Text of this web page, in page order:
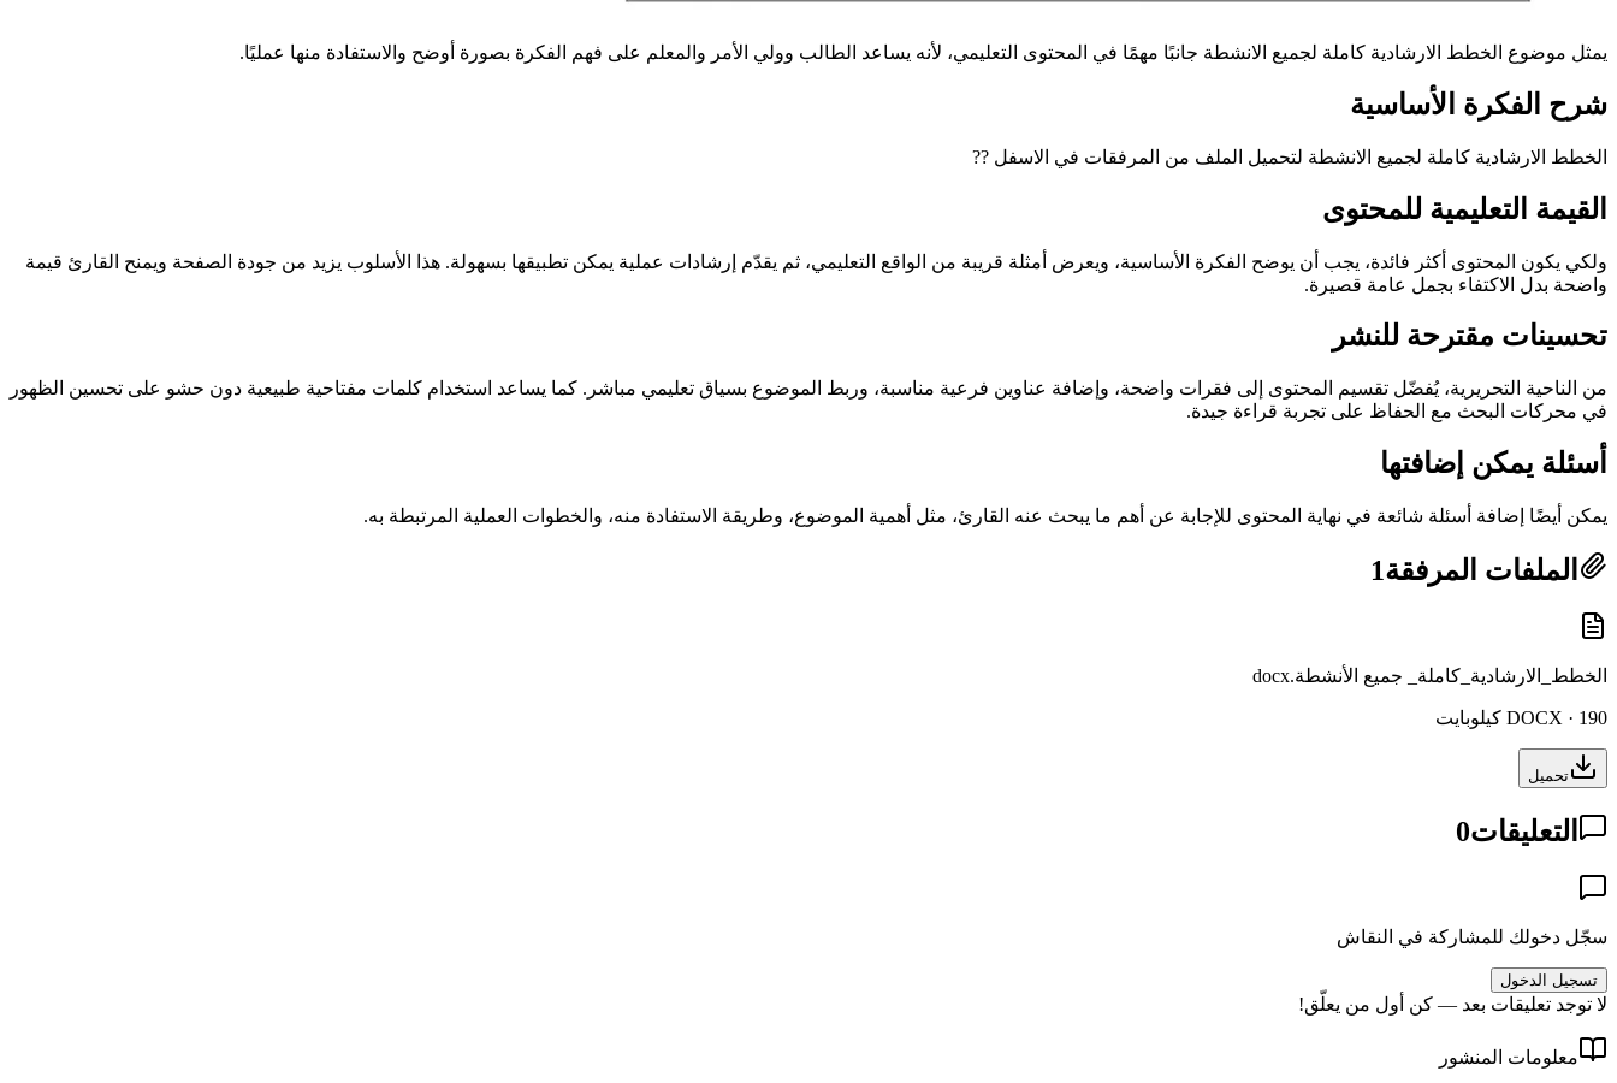
يمثل موضوع الخطط الارشادية كاملة لجميع الانشطة جانبًا مهمًا في المحتوى التعليمي، لأنه يساعد الطالب وولي الأمر والمعلم على فهم الفكرة بصورة أوضح والاستفادة منها عمليًا.
شرح الفكرة الأساسية
الخطط الارشادية كاملة لجميع الانشطة لتحميل الملف من المرفقات في الاسفل ??
القيمة التعليمية للمحتوى
ولكي يكون المحتوى أكثر فائدة، يجب أن يوضح الفكرة الأساسية، ويعرض أمثلة قريبة من الواقع التعليمي، ثم يقدّم إرشادات عملية يمكن تطبيقها بسهولة. هذا الأسلوب يزيد من جودة الصفحة ويمنح القارئ قيمة
واضحة بدل الاكتفاء بجمل عامة قصيرة.
تحسينات مقترحة للنشر
من الناحية التحريرية، يُفضّل تقسيم المحتوى إلى فقرات واضحة، وإضافة عناوين فرعية مناسبة، وربط الموضوع بسياق تعليمي مباشر. كما يساعد استخدام كلمات مفتاحية طبيعية دون حشو على تحسين الظهور
في محركات البحث مع الحفاظ على تجربة قراءة جيدة.
أسئلة يمكن إضافتها
يمكن أيضًا إضافة أسئلة شائعة في نهاية المحتوى للإجابة عن أهم ما يبحث عنه القارئ، مثل أهمية الموضوع، وطريقة الاستفادة منه، والخطوات العملية المرتبطة به.
الملفات المرفقة1
الخطط_الارشادية_كاملة_ جميع الأنشطة.docx
DOCX · 190 كيلوبايت
تحميل
التعليقات0
سجّل دخولك للمشاركة في النقاش
تسجيل الدخول
لا توجد تعليقات بعد — كن أول من يعلّق!
معلومات المنشور